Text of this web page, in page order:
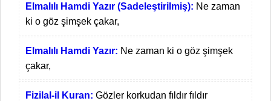
Elmalılı Hamdi Yazır (Sadeleştirilmiş): Ne zaman
ki o göz şimşek çakar,
Elmalılı Hamdi Yazır: Ne zaman ki o göz şimşek
çakar,
Fizilal-il Kuran: Gözler korkudan fıldır fıldır